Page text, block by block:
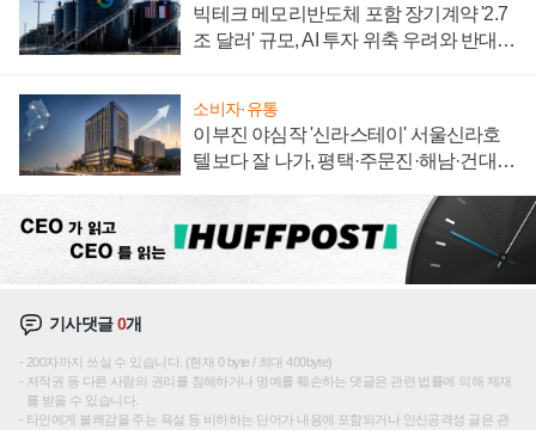
빅테크 메모리반도체 포함 장기계약 '2.7
조 달러' 규모, AI 투자 위축 우려와 반대
소비자·유통
이부진 야심작 '신라스테이' 서울신라호
텔보다 잘 나가, 평택·주문진·해남·건대로
기사댓글0개
200자까지 쓰실 수 있습니다. (현재 0 byte / 최대 400byte)
저작권 등 다른 사람의 권리를 침해하거나 명예를 훼손하는 댓글은 관련 법률에 의해 제재
를 받을 수 있습니다.
타인에게 불쾌감을 주는 욕설 등 비하하는 단어가 내용에 포함되거나 인신공격성 글은 관